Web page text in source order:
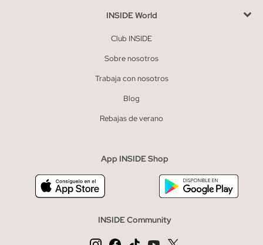
INSIDE World
Club INSIDE
Sobre nosotros
Trabaja con nosotros
Blog
Rebajas de verano
App INSIDE Shop
INSIDE Community